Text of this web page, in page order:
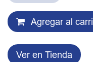
Agregar al
Ver en Tienda